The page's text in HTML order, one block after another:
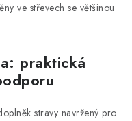
ve střevech se většinou
praktická
stravy navržený pro